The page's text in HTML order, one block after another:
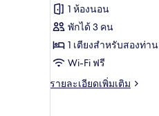
2
เตียง
ของ
ห้อง
ซู
พี
เรีย
1 ห้องนอน
พักได้ 3 คน
1 เตียงสำหรับสองท่าน
Wi-Fi ฟรี
รายละเอียดเพิ่มเติม
ราย